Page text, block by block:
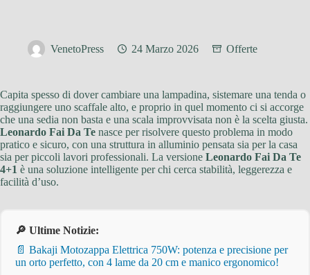
VenetoPress 24 Marzo 2026 Offerte
Capita spesso di dover cambiare una lampadina, sistemare una tenda o
raggiungere uno scaffale alto, e proprio in quel momento ci si accorge
che una sedia non basta e una scala improvvisata non è la scelta giusta.
Leonardo Fai Da Te nasce per risolvere questo problema in modo
pratico e sicuro, con una struttura in alluminio pensata sia per la casa
sia per piccoli lavori professionali. La versione Leonardo Fai Da Te
4+1 è una soluzione intelligente per chi cerca stabilità, leggerezza e
facilità d’uso.
🔎 Ultime Notizie:
📄 Bakaji Motozappa Elettrica 750W: potenza e precisione per
un orto perfetto, con 4 lame da 20 cm e manico ergonomico!